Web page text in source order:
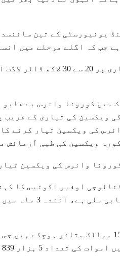
یونیورسٹی کے تین
جب کہ اگلے مرحلے میں
ماہرین کا کہنا ہےکہ ویکسین
میں کورونا وائرس بے قابو
ویکسین کی تیاری کے قریب
کی ویکسین تیار کرنے
ویکسین کی طبی آزمائش
وائرس کی ویکسین
اوفیر اکونیس کا
بچاؤ کی ویکسین